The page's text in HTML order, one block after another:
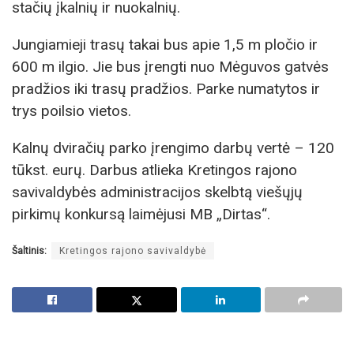
stačių įkalnių ir nuokalnių.
Jungiamieji trasų takai bus apie 1,5 m pločio ir
600 m ilgio. Jie bus įrengti nuo Mėguvos gatvės
pradžios iki trasų pradžios. Parke numatytos ir
trys poilsio vietos.
Kalnų dviračių parko įrengimo darbų vertė – 120
tūkst. eurų. Darbus atlieka Kretingos rajono
savivaldybės administracijos skelbtą viešųjų
pirkimų konkursą laimėjusi MB „Dirtas“.
Šaltinis: Kretingos rajono savivaldybė